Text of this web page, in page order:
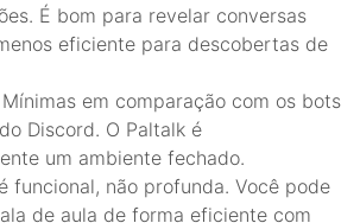
É bom para revelar conversas
eficiente para descobertas de
em comparação com os bots
Discord. O Paltalk é
um ambiente fechado.
funcional, não profunda. Você pode
de aula de forma eficiente com